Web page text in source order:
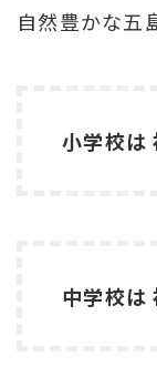
自然豊かな五
小学校は
中学校は